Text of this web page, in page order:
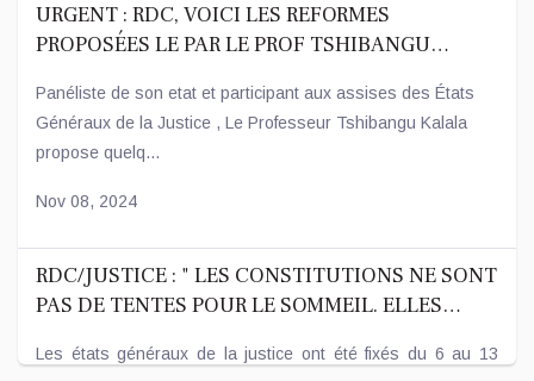
URGENT : RDC, VOICI LES REFORMES
PROPOSÉES LE PAR LE PROF TSHIBANGU
Panéliste de son etat et participant aux assises des États
Généraux de la Justice , Le Professeur Tshibangu Kalala
propose quelq...
Nov 08, 2024
RDC/JUSTICE : " LES CONSTITUTIONS NE SONT
PAS DE TENTES POUR LE SOMMEIL. ELLES
SOCIETALES" ( C. MUTAMBA).
Les états généraux de la justice ont été fixés du 6 au 13